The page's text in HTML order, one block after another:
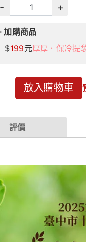
- +
加購商品
$199元厚厚．保冷提
放入購物車
評價